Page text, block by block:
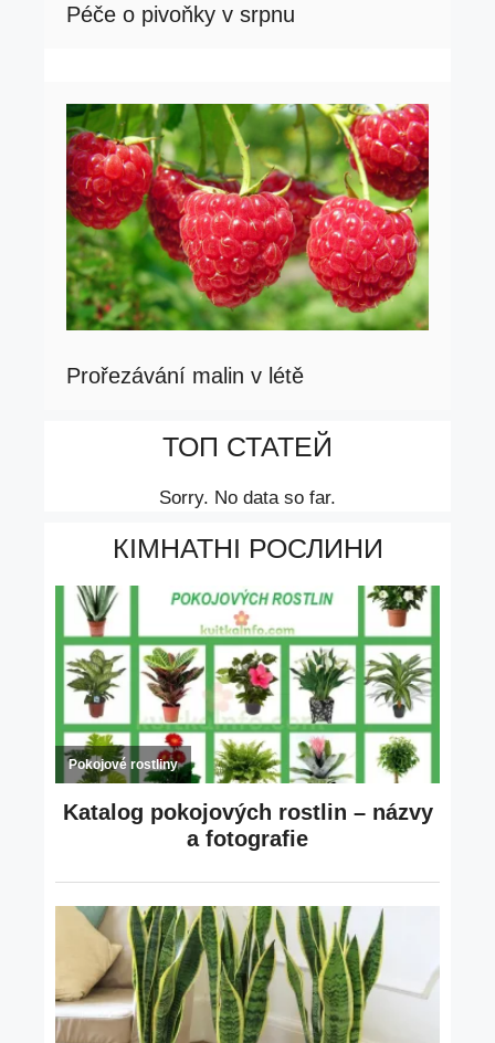
Péče o pivoňky v srpnu
Prořezávání malin v létě
ТОП СТАТЕЙ
Sorry. No data so far.
КІМНАТНІ РОСЛИНИ